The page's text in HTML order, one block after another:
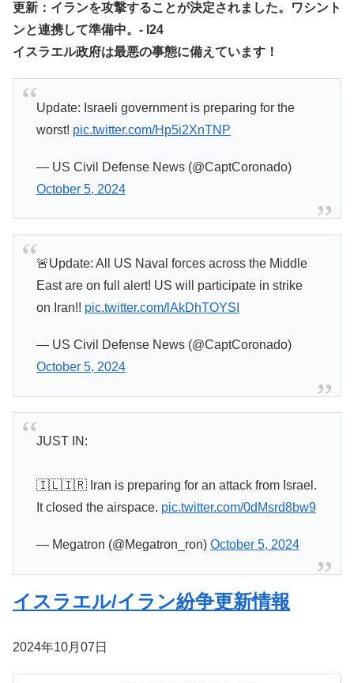
更新：イランを攻撃することが決定されました。ワシント
ンと連携して準備中。- I24
イスラエル政府は最悪の事態に備えています！
Update: Israeli government is preparing for the
worst! pic.twitter.com/Hp5i2XnTNP
— US Civil Defense News (@CaptCoronado)
October 5, 2024
🚨Update: All US Naval forces across the Middle
East are on full alert! US will participate in strike
on Iran!! pic.twitter.com/lAkDhTOYSI
— US Civil Defense News (@CaptCoronado)
October 5, 2024
JUST IN:
🇮🇱🇮🇷 Iran is preparing for an attack from Israel.
It closed the airspace. pic.twitter.com/0dMsrd8bw9
— Megatron (@Megatron_ron) October 5, 2024
イスラエル/イラン紛争更新情報
2024年10月07日